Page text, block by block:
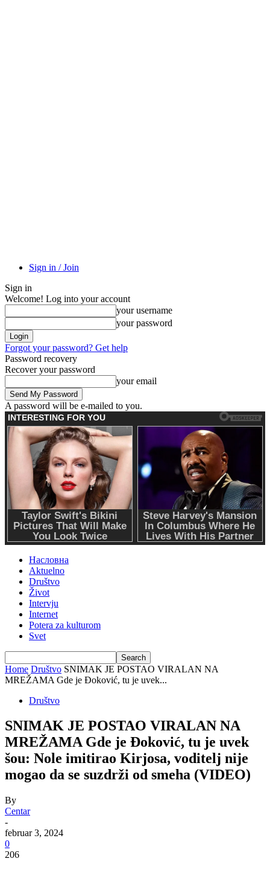
Sign in / Join
Sign in
Welcome! Log into your account
your username
your password
Forgot your password? Get help
Password recovery
Recover your password
your email
A password will be e-mailed to you.
Насловна
Aktuelno
Društvo
Život
Intervju
Internet
Potera za kulturom
Svet
Home Društvo SNIMAK JE POSTAO VIRALAN NA
MREŽAMA Gde je Đoković, tu je uvek...
Društvo
SNIMAK JE POSTAO VIRALAN NA
MREŽAMA Gde je Đoković, tu je uvek
šou: Nole imitirao Kirjosa, voditelj nije
mogao da se suzdrži od smeha (VIDEO)
By
Centar
-
februar 3, 2024
0
206